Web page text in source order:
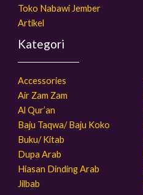
Toko Nabawi Jember
Artikel
Kategori
Accessories
Air Zam Zam
Al Qur’an
Baju Taqwa/ Baju Koko
Buku/ Kitab
Dupa Arab
Hiasan Dinding Arab
Jilbab